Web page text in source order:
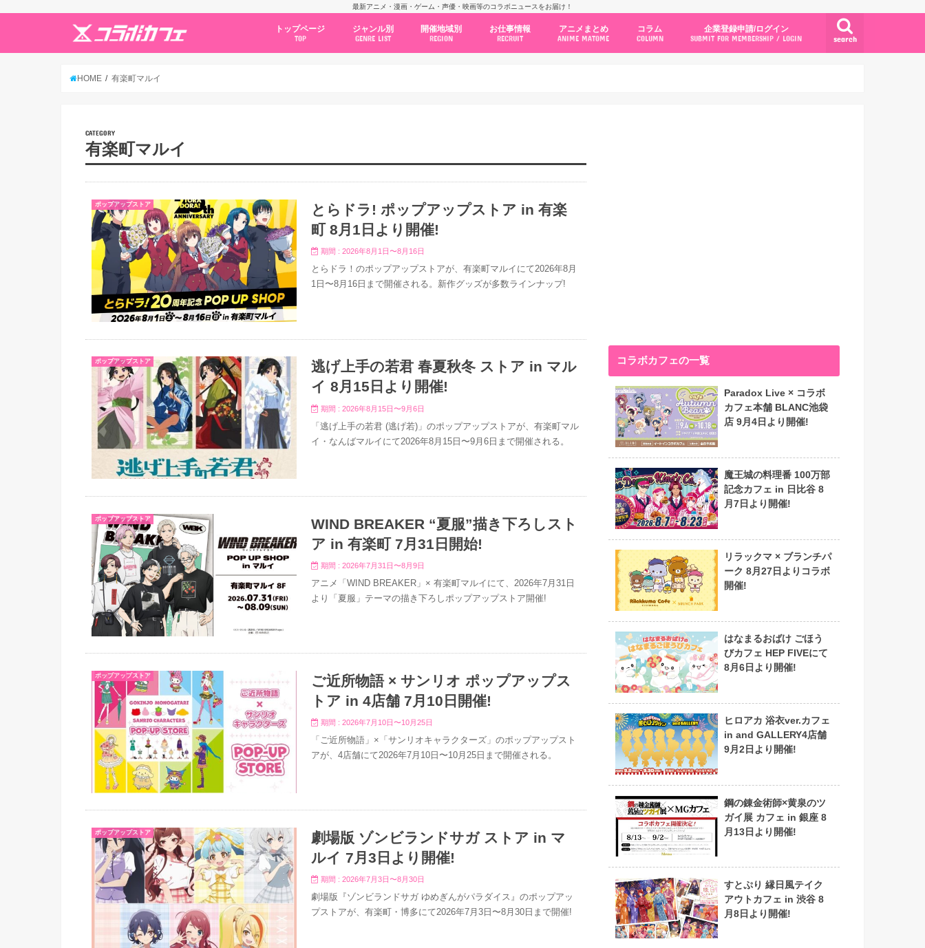
最新アニメ・漫画・ゲーム・声優・映画等のコラボニュースをお届け！
search
トップページ
TOP
ジャンル別
GENRE LIST
開催地域別
REGION
お仕事情報
RECRUIT
アニメまとめ
ANIME MATOME
コラム
COLUMN
企業登録申請/ログイン
SUBMIT FOR MEMBERSHIP / LOGIN
HOME 有楽町マルイ
CATEGORY
有楽町マルイ
ポップアップストア
とらドラ! ポップアップストア in 有楽
町 8月1日より開催!
期間 : 2026年8月1日〜8月16日
とらドラ！のポップアップストアが、有楽町マルイにて2026年8月
1日〜8月16日まで開催される。新作グッズが多数ラインナップ!
ポップアップストア
逃げ上手の若君 春夏秋冬 ストア in マル
イ 8月15日より開催!
期間 : 2026年8月15日〜9月6日
「逃げ上手の若君 (逃げ若)」のポップアップストアが、有楽町マル
イ・なんばマルイにて2026年8月15日〜9月6日まで開催される。
ポップアップストア
WIND BREAKER “夏服”描き下ろしスト
ア in 有楽町 7月31日開始!
期間 : 2026年7月31日〜8月9日
アニメ「WIND BREAKER」× 有楽町マルイにて、2026年7月31日
より「夏服」テーマの描き下ろしポップアップストア開催!
ポップアップストア
ご近所物語 × サンリオ ポップアップス
トア in 4店舗 7月10日開催!
期間 : 2026年7月10日〜10月25日
「ご近所物語」×「サンリオキャラクターズ」のポップアップスト
アが、4店舗にて2026年7月10日〜10月25日まで開催される。
ポップアップストア
劇場版 ゾンビランドサガ ストア in マ
ルイ 7月3日より開催!
期間 : 2026年7月3日〜8月30日
劇場版『ゾンビランドサガ ゆめぎんがパラダイス』のポップアッ
プストアが、有楽町・博多にて2026年7月3日〜8月30日まで開催!
コラボカフェの一覧
Paradox Live × コラボ
カフェ本舗 BLANC池袋
店 9月4日より開催!
魔王城の料理番 100万部
記念カフェ in 日比谷 8
月7日より開催!
リラックマ × ブランチパ
ーク 8月27日よりコラボ
開催!
はなまるおばけ ごほう
びカフェ HEP FIVEにて
8月6日より開催!
ヒロアカ 浴衣ver.カフェ
in and GALLERY4店舗
9月2日より開催!
鋼の錬金術師×黄泉のツ
ガイ展 カフェ in 銀座 8
月13日より開催!
すとぷり 縁日風テイク
アウトカフェ in 渋谷 8
月8日より開催!